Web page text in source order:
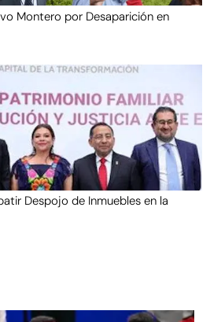
Montero por Desaparición en
Despojo de Inmuebles en la